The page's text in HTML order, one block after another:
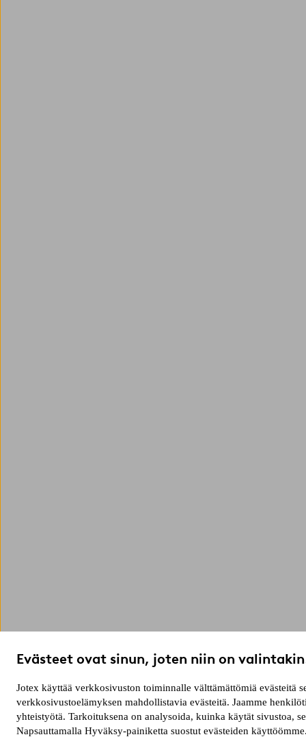
Evästeet ovat sinun, joten niin on
Jotex käyttää verkkosivuston toiminnalle välttämättömiä evästeitä
verkkosivustoelämyksen mahdollistavia evästeitä. Jaamme
yhteistyötä. Tarkoituksena on analysoida, kuinka käytät sivustoa,
Napsauttamalla Hyväksy-painiketta suostut evästeiden